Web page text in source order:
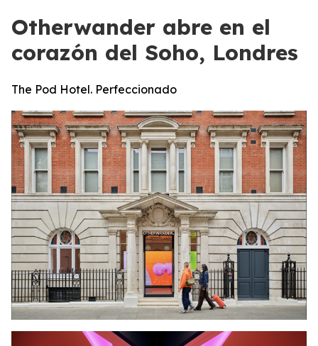
Otherwander abre en el
corazón del Soho, Londres
The Pod Hotel. Perfeccionado